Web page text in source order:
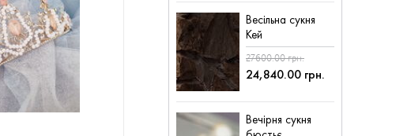
Весільна сукня
Кей
27600.00 грн.
24,840.00 грн.
Вечірня сукня